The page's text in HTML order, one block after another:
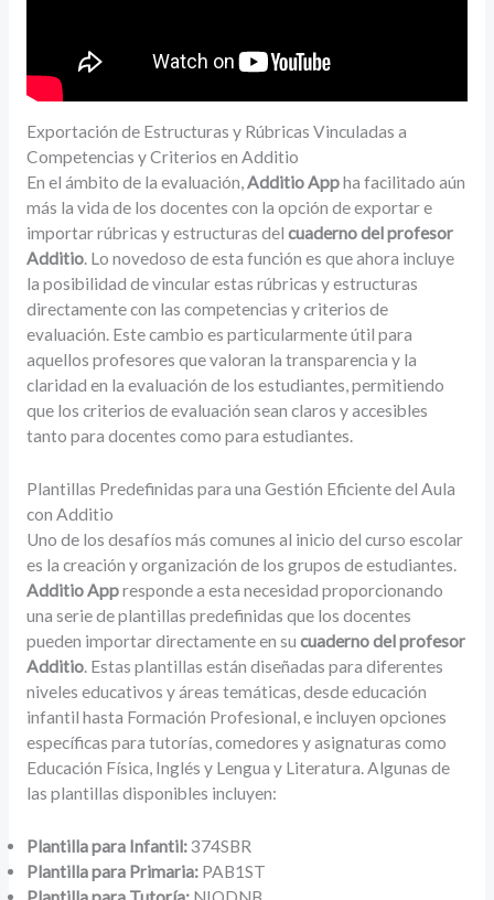
Exportación de Estructuras y Rúbricas Vinculadas a
Competencias y Criterios en Additio
En el ámbito de la evaluación,Additio Appha facilitado aún
más la vida de los docentes con la opción de exportar e
importar rúbricas y estructuras del cuaderno del profesor
Additio. Lo novedoso de esta función es que ahora incluye
la posibilidad de vincular estas rúbricas y estructuras
directamente con las competencias y criterios de
evaluación. Este cambio es particularmente útil para
aquellos profesores que valoran la transparencia y la
claridad en la evaluación de los estudiantes, permitiendo
que los criterios de evaluación sean claros y accesibles
tanto para docentes como para estudiantes.
Plantillas Predefinidas para una Gestión Eficiente del Aula
con Additio
Uno de los desafíos más comunes al inicio del curso escolar
es la creación y organización de los grupos de estudiantes.
Additio Appresponde a esta necesidad proporcionando
una serie de plantillas predefinidas que los docentes
pueden importar directamente en su cuaderno del profesor
Additio. Estas plantillas están diseñadas para diferentes
niveles educativos y áreas temáticas, desde educación
infantil hasta Formación Profesional, e incluyen opciones
específicas para tutorías, comedores y asignaturas como
Educación Física, Inglés y Lengua y Literatura. Algunas de
las plantillas disponibles incluyen:
Plantilla para Infantil:374SBR
Plantilla para Primaria:PAB1ST